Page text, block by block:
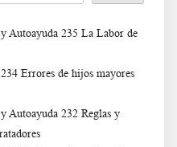
Autoayuda 235 La Labor de
Errores de hijos mayores
Autoayuda 232 Reglas y